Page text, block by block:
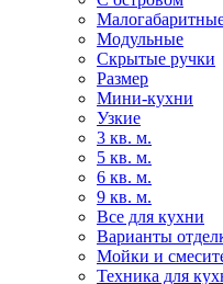
Модульные
Скрытые ручки
Размер
Мини-кухни
Узкие
3 кв. м.
5 кв. м.
6 кв. м.
9 кв. м.
Все для кухни
Варианты
Мойки и
Техника для